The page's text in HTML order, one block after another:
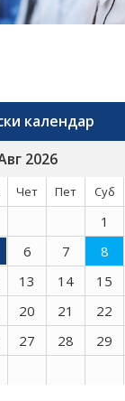
календар
2026
Чет Пет Суб
1
6 7 8
13 14 15
20 21 22
27 28 29